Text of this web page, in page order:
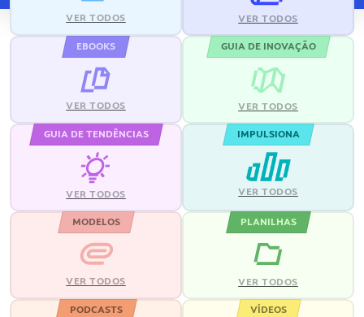
VER TODOS VER TODOS
EBOOKS
VER TODOS
GUIA DE INOVAÇÃO
VER TODOS
GUIA DE TENDÊNCIAS
VER TODOS
IMPULSIONA
VER TODOS
MODELOS
VER TODOS
PLANILHAS
VER TODOS
PODCASTS VÍDEOS